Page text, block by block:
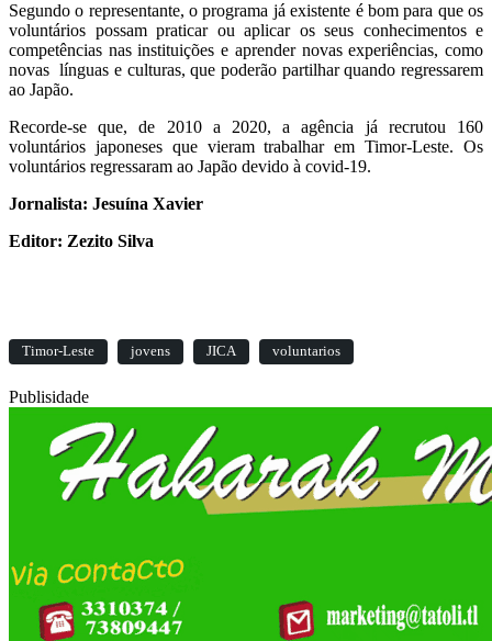
Segundo o representante, o programa já existente é bom para que os
voluntários possam praticar ou aplicar os seus conhecimentos e
competências nas instituições e aprender novas experiências, como
novas línguas e culturas, que poderão partilhar quando regressarem
ao Japão.
Recorde-se que, de 2010 a 2020, a agência já recrutou 160
voluntários japoneses que vieram trabalhar em Timor-Leste. Os
voluntários regressaram ao Japão devido à covid-19.
Jornalista: Jesuína Xavier
Editor: Zezito Silva
Timor-Leste jovens JICA voluntarios
Publisidade